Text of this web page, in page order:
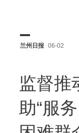
兰州日报 06-02
监督推
助“服